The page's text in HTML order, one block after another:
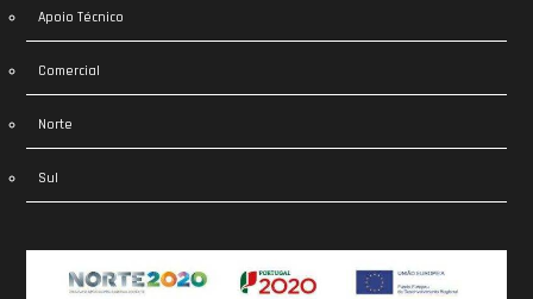
Apoio Técnico
Comercial
Norte
Sul